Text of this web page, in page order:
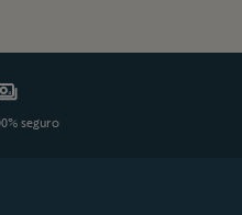
seguro